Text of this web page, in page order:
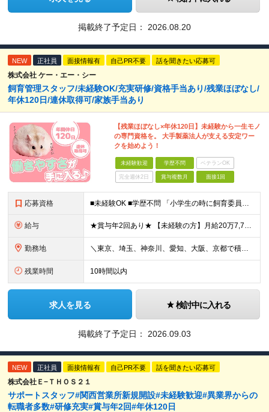
掲載終了予定日： 2026.08.20
NEW 正社員 面接情報有 自己PR不要 話を聞きたい応募可
株式会社 ケー・エー・シー
飼育管理スタッフ/未経験OK/充実研修/資格手当あり/残業ほぼなし/
年休120日/連休取得可/家族手当あり
【残業ほぼなし×年休120日】未経験から一生モノ
の専門資格を。 大手製薬法人が支える安定ワー
クを始めよう！
未経験歓迎 学歴不問 ベテランOK
完全週休2日 賞与複数月 面接1回
応募資格 ■未経験OK ■学歴不問 「小学生の時に飼育委員だった！」 なんて方もお待ちしております♪ ※ご自宅でのペット飼育について※ ご自宅でげっ歯類・ウサギのペット飼育を禁止しております。当社業務では清
給与 ★賞与年2回あり★ 【未経験の方】月給20万7,750円～＋賞与年2回＋残業代全額支給＋交通費支給 【生物系大卒の方】月給21万3,750円～＋賞与年2回＋残業代全額支給＋交通費支給 ★手当が充実
勤務地 ＼東京、埼玉、神奈川、愛知、大阪、京都で積極採用中！／ ・東京都：品川区 ・埼玉県：和光市 ・神奈川県：横浜市戸塚区、藤沢市 ・茨城県：つくば市 Lマイカー通勤OK！ ・愛知県：犬山市
残業時間 10時間以内
求人を見る 検討中に入れる
掲載終了予定日： 2026.09.03
NEW 正社員 面接情報有 自己PR不要 話を聞きたい応募可
株式会社Ｅ−ＴＨＯＳ２１
サポートスタッフ#関西営業所新規開設#未経験歓迎#異業界からの
転職者多数#研修充実#賞与年2回#年休120日